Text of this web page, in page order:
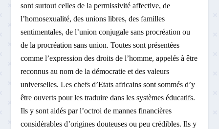
sont surtout celles de la permissivité affective, de
l’homosexualité, des unions libres, des familles
sentimentales, de l’union conjugale sans procréation ou
de la procréation sans union. Toutes sont présentées
comme l’expression des droits de l’homme, appelés à être
reconnus au nom de la démocratie et des valeurs
universelles. Les chefs d’Etats africains sont sommés d’y
être ouverts pour les traduire dans les systèmes éducatifs.
Ils y sont aidés par l’octroi de mannes financières
considérables d’origines douteuses ou peu crédibles. Ils y